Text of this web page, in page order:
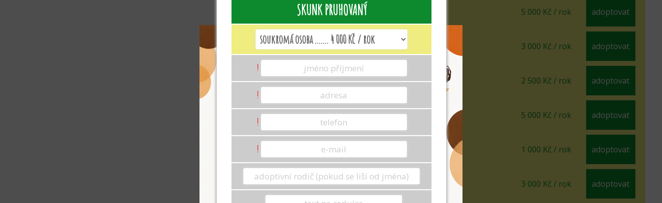
KAPYBARA 5 000 Kč / rok adoptovat
KLOKAN RUDOKRKÝ 3 000 Kč / rok adoptovat
KLOKAN URU 2 500 Kč / rok adoptovat
KOČKA RYBÁŘSKÁ 5 000 Kč / rok adoptovat
1 000 Kč / rok adoptovat
KOSMAN BĚLOČELÝ 3 000 Kč / rok adoptovat
SKUNK PRUHOVANÝ
!
!
!
!